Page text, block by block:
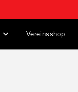
Vereinsshop